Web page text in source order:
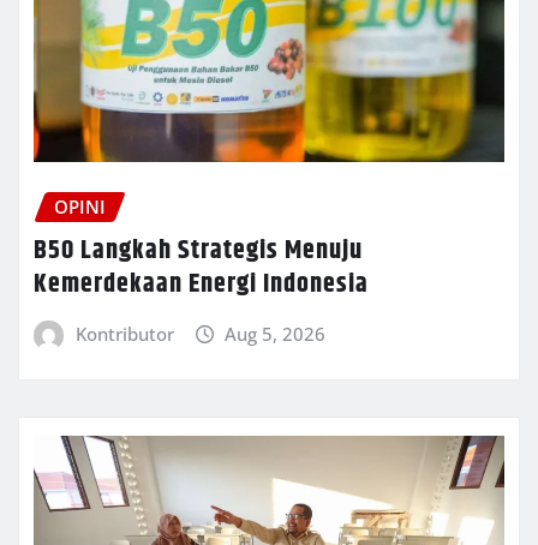
OPINI
B50 Langkah Strategis Menuju
Kemerdekaan Energi Indonesia
Kontributor Aug 5, 2026